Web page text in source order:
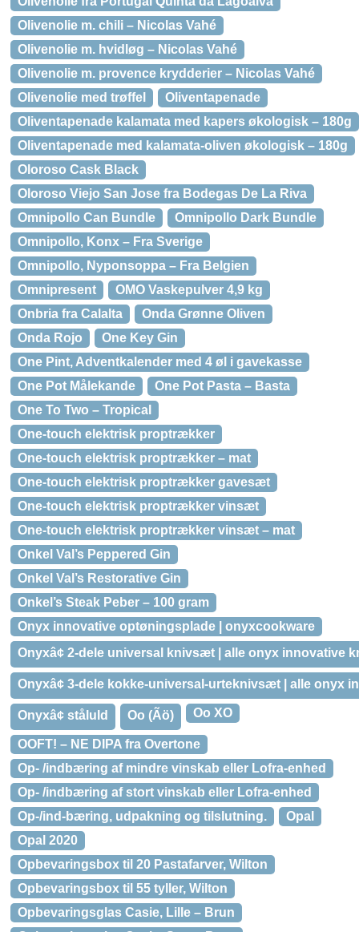
Olivenolie m. chili – Nicolas Vahé
Olivenolie m. hvidløg – Nicolas Vahé
Olivenolie m. provence krydderier – Nicolas Vahé
Olivenolie med trøffel
Oliventapenade
Oliventapenade kalamata med kapers økologisk – 180g
Oliventapenade med kalamata-oliven økologisk – 180g
Oloroso Cask Black
Oloroso Viejo San Jose fra Bodegas De La Riva
Omnipollo Can Bundle
Omnipollo Dark Bundle
Omnipollo, Konx – Fra Sverige
Omnipollo, Nyponsoppa – Fra Belgien
Omnipresent
OMO Vaskepulver 4,9 kg
Onbria fra Calalta
Onda Grønne Oliven
Onda Rojo
One Key Gin
One Pint, Adventkalender med 4 øl i gavekasse
One Pot Målekande
One Pot Pasta – Basta
One To Two – Tropical
One-touch elektrisk proptrækker
One-touch elektrisk proptrækker – mat
One-touch elektrisk proptrækker gavesæt
One-touch elektrisk proptrækker vinsæt
One-touch elektrisk proptrækker vinsæt – mat
Onkel Val’s Peppered Gin
Onkel Val’s Restorative Gin
Onkel’s Steak Peber – 100 gram
Onyx innovative optøningsplade | onyxcookware
Onyxâ¢ 2-dele universal knivsæt | alle onyx innovative
Onyxâ¢ 3-dele kokke-universal-urteknivsæt | alle onyx
Onyxâ¢ ståluld Oo (Ãö) Oo XO
OOFT! – NE DIPA fra Overtone
Op- /indbæring af mindre vinskab eller Lofra-enhed
Op- /indbæring af stort vinskab eller Lofra-enhed
Op-/ind-bæring, udpakning og tilslutning.
Opal
Opal 2020
Opbevaringsbox til 20 Pastafarver, Wilton
Opbevaringsbox til 55 tyller, Wilton
Opbevaringsglas Casie, Lille – Brun